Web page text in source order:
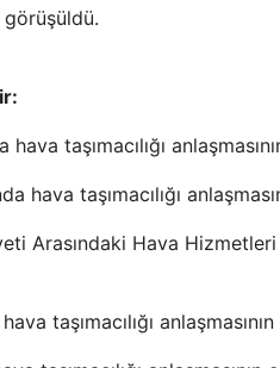
taşımacılığı
hava taşımacılığı
Arasındaki Hava Hizmetleri
taşımacılığı